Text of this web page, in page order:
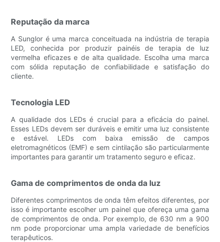
Reputação da marca
A Sunglor é uma marca conceituada na indústria de terapia
LED, conhecida por produzir painéis de terapia de luz
vermelha eficazes e de alta qualidade. Escolha uma marca
com sólida reputação de confiabilidade e satisfação do
cliente.
Tecnologia LED
A qualidade dos LEDs é crucial para a eficácia do painel.
Esses LEDs devem ser duráveis ​​e emitir uma luz consistente
e estável. LEDs com baixa emissão de campos
eletromagnéticos (EMF) e sem cintilação são particularmente
importantes para garantir um tratamento seguro e eficaz.
Gama de comprimentos de onda da luz
Diferentes comprimentos de onda têm efeitos diferentes, por
isso é importante escolher um painel que ofereça uma gama
de comprimentos de onda. Por exemplo, de 630 nm a 900
nm pode proporcionar uma ampla variedade de benefícios
terapêuticos.